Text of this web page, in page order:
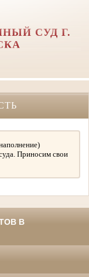
СУД Г.
Приносим свои
В